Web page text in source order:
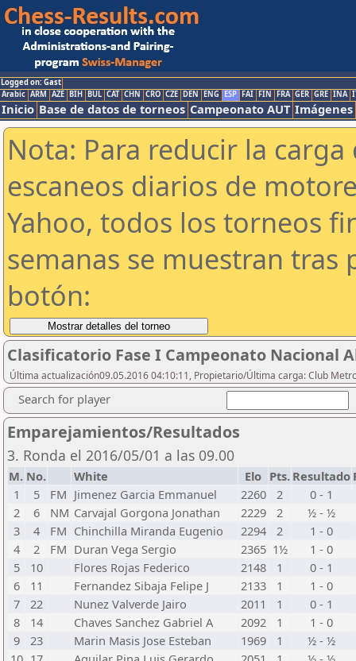
Logged on: Gast
Arabic ARM AZE BIH BUL CAT CHN CRO CZE DEN ENG ESP FAI FIN FRA GER GRE INA
Inicio Base de datos de torneos Campeonato AUT Imágenes
Nota: Para reducir la
escaneos diarios de
Yahoo, todos los torneos
semanas se muestran tras
botón:
Clasificatorio Fase I Campeonato Nacional
Última actualización09.05.2016 04:10:11, Propietario/Última carga: Club
Search for player
Emparejamientos/Resultados
3. Ronda el 2016/05/01 a las 09.00
M. No. White Elo Pts. Resultado
1
5 FM Jimenez Garcia Emmanuel 2260 2
0 - 1
2
6 NM Carvajal Gorgona Jonathan 2229 2
½ - ½
3
4 FM Chinchilla Miranda Eugenio 2294 2
1 - 0
4
2 FM Duran Vega Sergio 2365 1½
1 - 0
5
10 Flores Rojas Federico 2148 1
0 - 1
6
11 Fernandez Sibaja Felipe J 2133 1
1 - 0
7
22 Nunez Valverde Jairo 2011 1
0 - 1
8
14 Chaves Sanchez Gabriel A 2092 1
1 - 0
9
23 Marin Masis Jose Esteban 1969 1
½ - ½